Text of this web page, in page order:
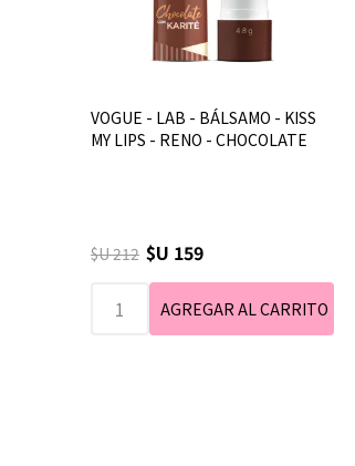
VOGUE - LAB - BÁLSAMO - KISS
MY LIPS - RENO - CHOCOLATE
$U 212 $U 159